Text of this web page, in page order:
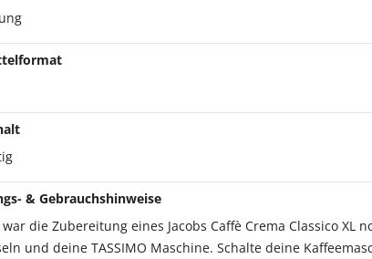
& Gebrauchshinweise
die Zubereitung eines Jacobs Caffè Crema Classico XL
und deine TASSIMO Maschine. Schalte deine